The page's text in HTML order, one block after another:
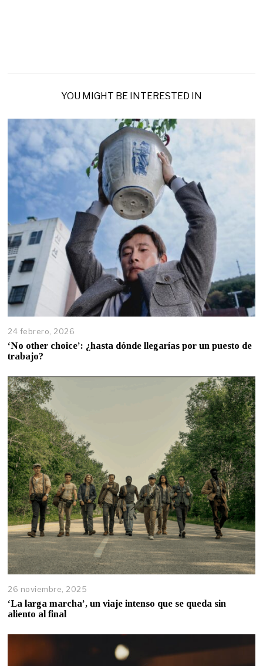
YOU MIGHT BE INTERESTED IN
24 febrero, 2026
‘No other choice’: ¿hasta dónde llegarías por un puesto de
trabajo?
26 noviembre, 2025
‘La larga marcha’, un viaje intenso que se queda sin
aliento al final